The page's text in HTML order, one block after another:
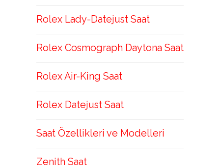
Rolex Lady-Datejust Saat
Rolex Cosmograph Daytona Saat
Rolex Air-King Saat
Rolex Datejust Saat
Saat Özellikleri ve Modelleri
Zenith Saat